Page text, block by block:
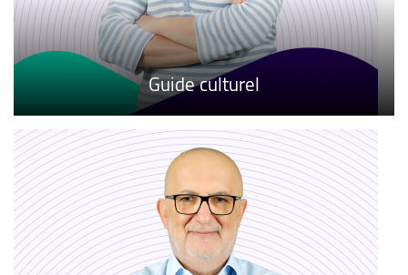
Guide culturel